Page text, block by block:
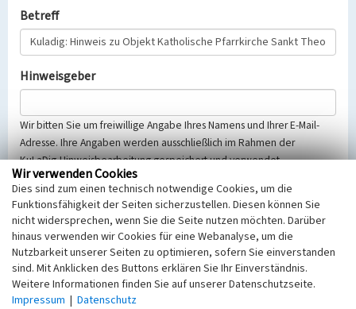
Betreff
Hinweisgeber
Wir bitten Sie um freiwillige Angabe Ihres Namens und Ihrer E-Mail-
Adresse. Ihre Angaben werden ausschließlich im Rahmen der
KuLaDig-Hinweisbearbeitung gespeichert und verwendet.
Selbstverständlich werden diese entsprechend der Vorschriften des
Telemediengesetzes, des Datenschutzgesetzes NRW und der seit
dem 25.05.2018 gültigen Europäischen Datenschutzgrundverordnung
(EU-DSGVO) vertraulich behandelt, beachten Sie bitte unsere
Hinweise zumDatenschutz
Nachricht
Wir verwenden Cookies
Dies sind zum einen technisch notwendige Cookies, um die
Funktionsfähigkeit der Seiten sicherzustellen. Diesen können Sie
nicht widersprechen, wenn Sie die Seite nutzen möchten. Darüber
hinaus verwenden wir Cookies für eine Webanalyse, um die
Nutzbarkeit unserer Seiten zu optimieren, sofern Sie einverstanden
sind. Mit Anklicken des Buttons erklären Sie Ihr Einverständnis.
Weitere Informationen finden Sie auf unserer Datenschutzseite.
Impressum | Datenschutz